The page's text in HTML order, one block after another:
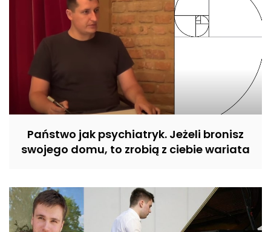
Państwo jak psychiatryk. Jeżeli bronisz
swojego domu, to zrobią z ciebie wariata